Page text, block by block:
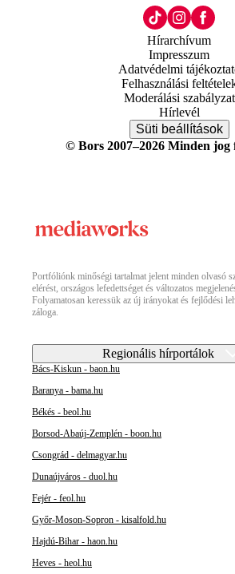
Hírarchívum
Impresszum
Adatvédelmi
Felhasználási
Moderálási szabályzat
Hírlevél
Süti beállítások
© Bors 2007–2026 Minden jog
Portfóliónk minőségi tartalmat jelent minden olvasó
elérést, országos lefedettséget és változatos
Folyamatosan keressük az új irányokat és fejlődési
záloga.
Regionális hírportálok
Bács-Kiskun - baon.hu
Baranya - bama.hu
Békés - beol.hu
Borsod-Abaúj-Zemplén - boon.hu
Csongrád - delmagyar.hu
Dunaújváros - duol.hu
Fejér - feol.hu
Győr-Moson-Sopron - kisalfold.hu
Hajdú-Bihar - haon.hu
Heves - heol.hu